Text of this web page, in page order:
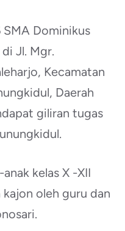
SMA Dominikus
Jl. Mgr.
Kecamatan
Daerah
giliran tugas
kelas X -XII
oleh guru dan